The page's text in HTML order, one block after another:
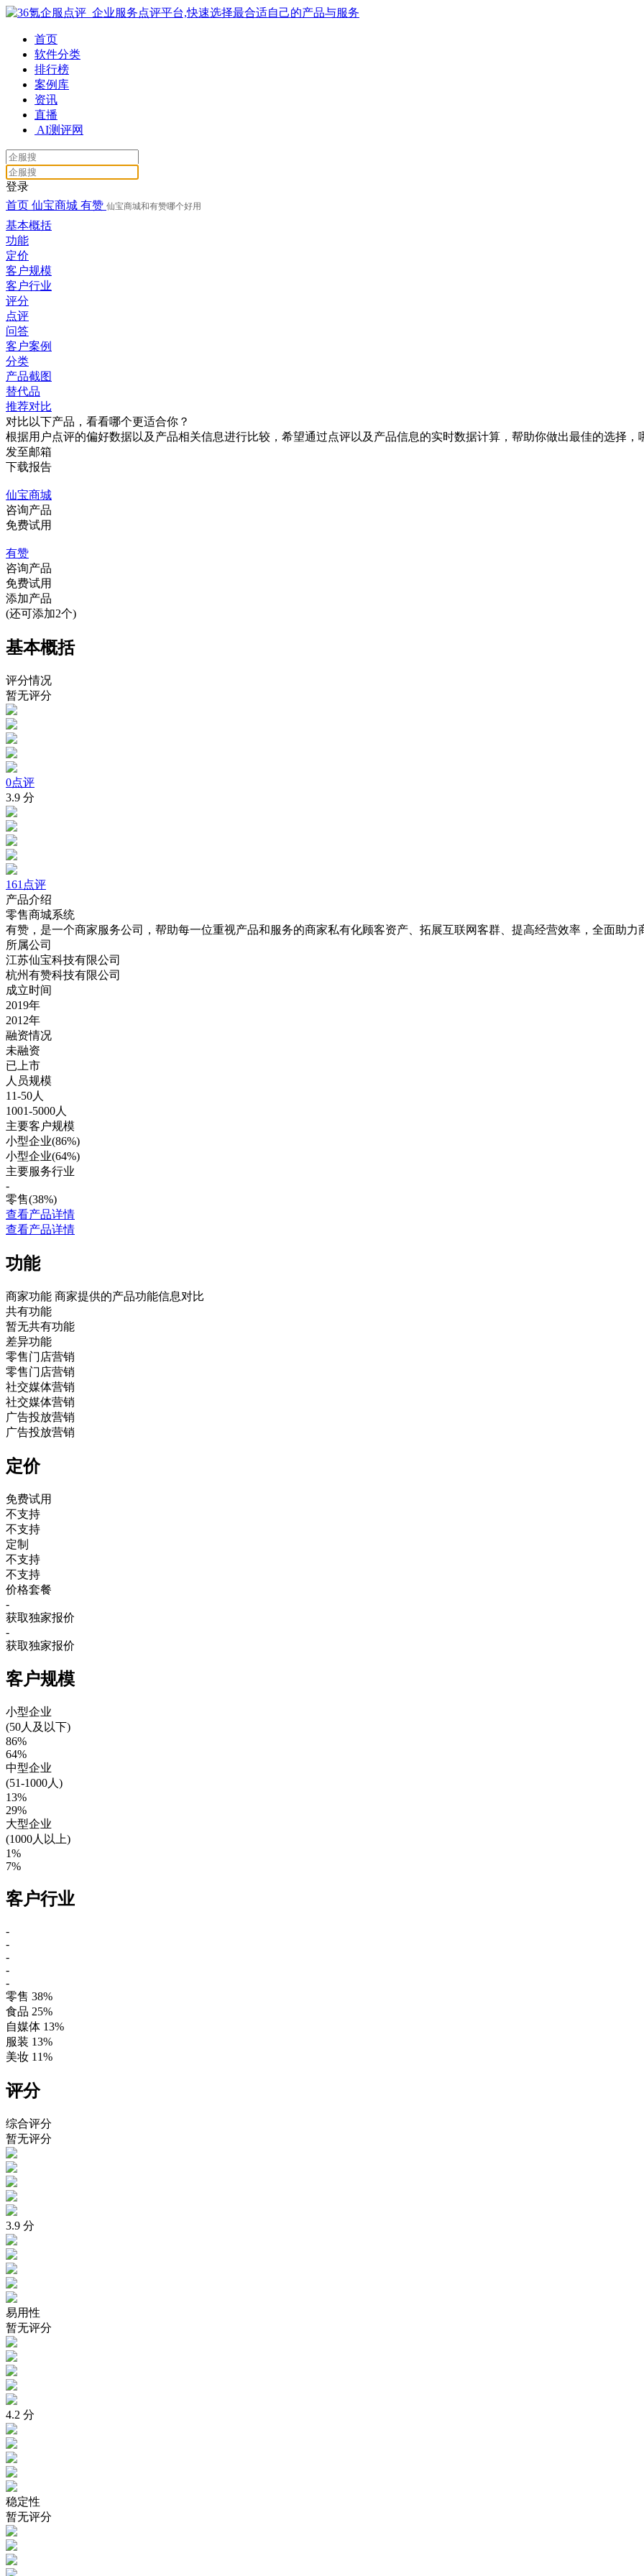
首页
软件分类
排行榜
案例库
资讯
直播
AI测评网
登录
首页 仙宝商城 有赞 仙宝商城和有赞哪个好用
基本概括
功能
定价
客户规模
客户行业
评分
点评
问答
客户案例
分类
产品截图
替代品
推荐对比
对比以下产品，看看哪个更适合你？
根据用户点评的偏好数据以及产品相关信息进行比较，希望通过点评以及产品信息的实时数据计算，帮助你做出最佳的选择，
发至邮箱
下载报告
仙宝商城
咨询产品
免费试用
有赞
咨询产品
免费试用
添加产品
(还可添加2个)
基本概括
评分情况
暂无评分
0点评
3.9 分
161点评
产品介绍
零售商城系统
有赞，是一个商家服务公司，帮助每一位重视产品和服务的商家私有化顾客资产、拓展互联网客群、提高经营效率，全面助力
所属公司
江苏仙宝科技有限公司
杭州有赞科技有限公司
成立时间
2019年
2012年
融资情况
未融资
已上市
人员规模
11-50人
1001-5000人
主要客户规模
小型企业(86%)
小型企业(64%)
主要服务行业
-
零售(38%)
查看产品详情
查看产品详情
功能
商家功能 商家提供的产品功能信息对比
共有功能
暂无共有功能
差异功能
零售门店营销
零售门店营销
社交媒体营销
社交媒体营销
广告投放营销
广告投放营销
定价
免费试用
不支持
不支持
定制
不支持
不支持
价格套餐
-
获取独家报价
-
获取独家报价
客户规模
小型企业
(50人及以下)
86%
64%
中型企业
(51-1000人)
13%
29%
大型企业
(1000人以上)
1%
7%
客户行业
-
-
-
-
-
零售 38%
食品 25%
自媒体 13%
服装 13%
美妆 11%
评分
综合评分
暂无评分
3.9 分
易用性
暂无评分
4.2 分
稳定性
暂无评分